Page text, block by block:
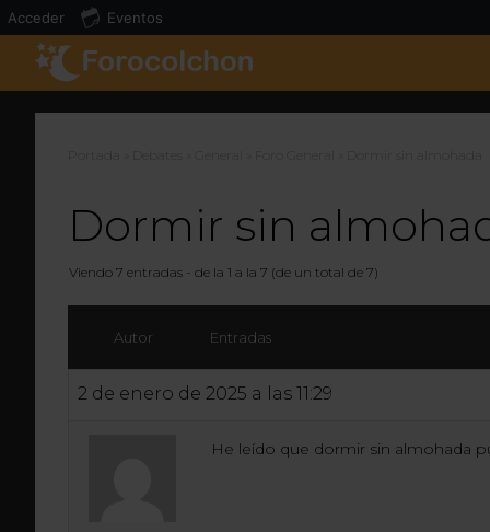
Dormir sin
Viendo 7 entradas - de la 1 a la 7 (de un total de 7)
Autor Entradas
2 de enero de 2025 a las 11:29
He leído que dormir sin almohada
Acceder Eventos